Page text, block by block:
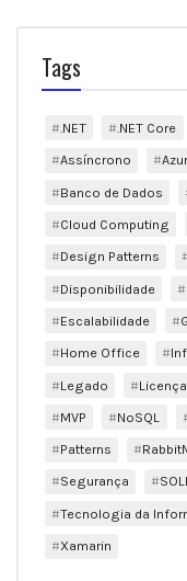
Tags
.NET .NET Core
Assíncrono
Banco de Dados
Cloud Computing
Design Patterns
Disponibilidade
Escalabilidade
Home Office
Legado
MVP
NoSQL
Patterns
Segurança
Tecnologia da
Xamarin